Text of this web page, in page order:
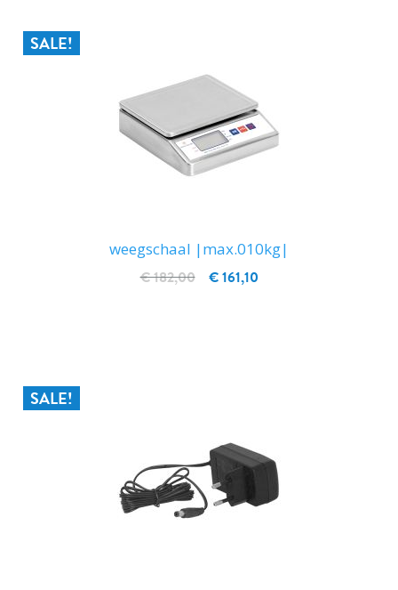
SALE!
weegschaal |max.010kg|
€ 161,10
€ 182,00
SALE!